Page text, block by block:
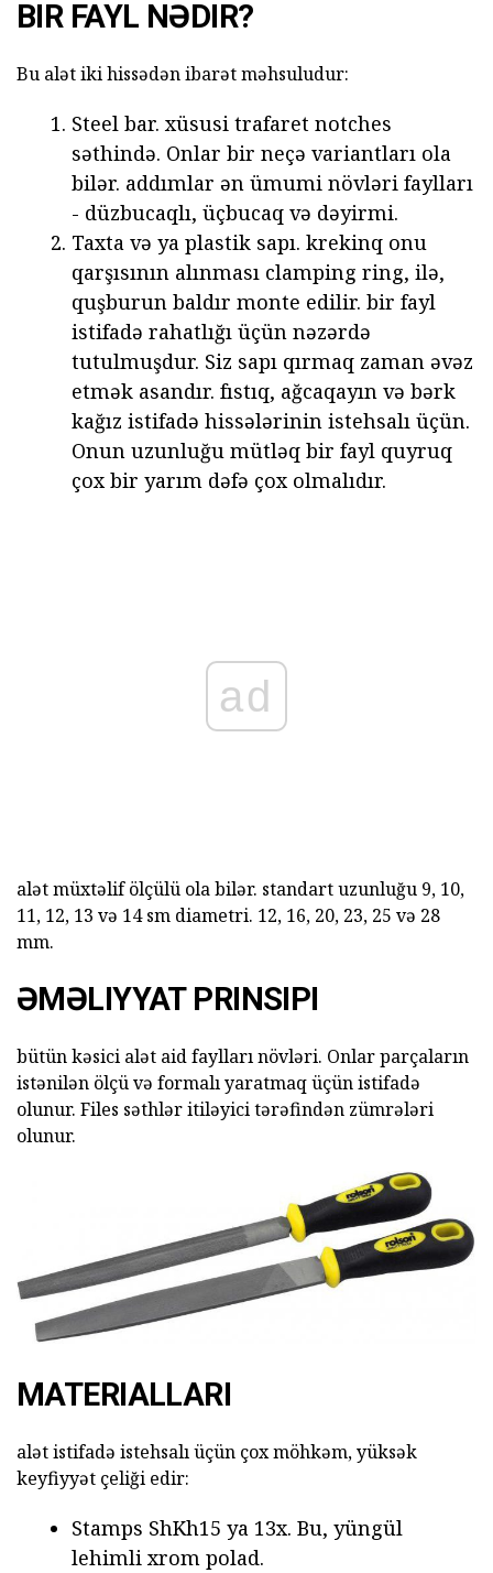
BIR FAYL NƏDIR?
Bu alət iki hissədən ibarət məhsuludur:
Steel bar. xüsusi trafaret notches
səthində. Onlar bir neçə variantları ola
bilər. addımlar ən ümumi növləri faylları
- düzbucaqlı, üçbucaq və dəyirmi.
Taxta və ya plastik sapı. krekinq onu
qarşısının alınması clamping ring, ilə,
quşburun baldır monte edilir. bir fayl
istifadə rahatlığı üçün nəzərdə
tutulmuşdur. Siz sapı qırmaq zaman əvəz
etmək asandır. fıstıq, ağcaqayın və bərk
kağız istifadə hissələrinin istehsalı üçün.
Onun uzunluğu mütləq bir fayl quyruq
çox bir yarım dəfə çox olmalıdır.
ad
alət müxtəlif ölçülü ola bilər. standart uzunluğu 9, 10,
11, 12, 13 və 14 sm diametri. 12, 16, 20, 23, 25 və 28
mm.
ƏMƏLIYYAT PRINSIPI
bütünkəsici alət aid faylları növləri. Onlar parçaların
istənilən ölçü və formalı yaratmaq üçün istifadə
olunur. Files səthlər itiləyici tərəfindən zümrələri
olunur.
MATERIALLARI
alət istifadə istehsalı üçün çox möhkəm, yüksək
keyfiyyət çeliği edir:
Stamps ShKh15 ya 13x. Bu, yüngül
lehimli xrom polad.